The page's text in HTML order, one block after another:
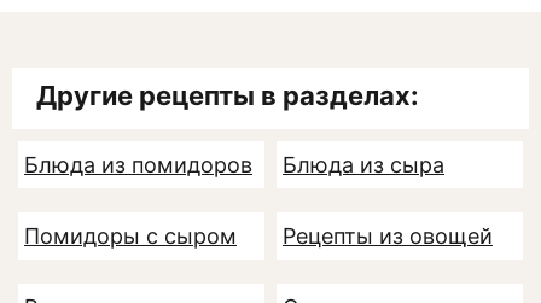
Другие рецепты в разделах:
Блюда из помидоров Блюда из сыра
Помидоры с сыром Рецепты из овощей